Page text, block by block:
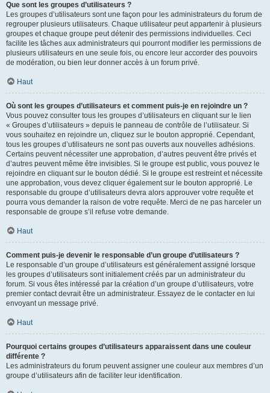
Que sont les groupes d’utilisateurs ?
Les groupes d’utilisateurs sont une façon pour les administrateurs du forum de
regrouper plusieurs utilisateurs. Chaque utilisateur peut appartenir à plusieurs
groupes et chaque groupe peut détenir des permissions individuelles. Ceci
facilite les tâches aux administrateurs qui pourront modifier les permissions de
plusieurs utilisateurs en une seule fois, ou encore leur accorder des pouvoirs
de modération, ou bien leur donner accès à un forum privé.
Haut
Où sont les groupes d’utilisateurs et comment puis-je en rejoindre un ?
Vous pouvez consulter tous les groupes d’utilisateurs en cliquant sur le lien
« Groupes d’utilisateurs » depuis le panneau de contrôle de l’utilisateur. Si
vous souhaitez en rejoindre un, cliquez sur le bouton approprié. Cependant,
tous les groupes d’utilisateurs ne sont pas ouverts aux nouvelles adhésions.
Certains peuvent nécessiter une approbation, d’autres peuvent être privés et
d’autres peuvent même être invisibles. Si le groupe est public, vous pouvez le
rejoindre en cliquant sur le bouton dédié. Si le groupe est restreint et nécessite
une approbation, vous devez cliquer également sur le bouton approprié. Le
responsable du groupe d’utilisateurs devra alors approuver votre requête et
pourra vous demander la raison de votre requête. Merci de ne pas harceler un
responsable de groupe s’il refuse votre demande.
Haut
Comment puis-je devenir le responsable d’un groupe d’utilisateurs ?
Le responsable d’un groupe d’utilisateurs est généralement assigné lorsque
les groupes d’utilisateurs sont initialement créés par un administrateur du
forum. Si vous êtes intéressé par la création d’un groupe d’utilisateurs, votre
premier contact devrait être un administrateur. Essayez de le contacter en lui
envoyant un message privé.
Haut
Pourquoi certains groupes d’utilisateurs apparaissent dans une couleur
différente ?
Les administrateurs du forum peuvent assigner une couleur aux membres d’un
groupe d’utilisateurs afin de faciliter leur identification.